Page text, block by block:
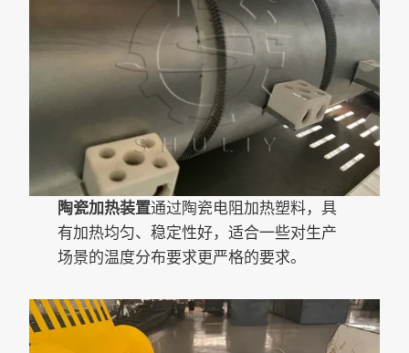
陶瓷加热装置通过陶瓷电阻加热塑料，具
有加热均匀、稳定性好，适合一些对生产
场景的温度分布要求更严格的要求。